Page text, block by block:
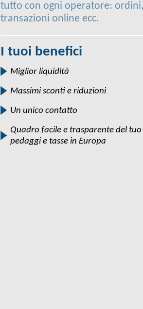
tutto con ogni operatore:
transazioni online ecc.
I tuoi benefici
Miglior liquidità
Massimi sconti e riduzioni
Un unico contatto
Quadro facile e trasparente del
pedaggi e tasse in Europa